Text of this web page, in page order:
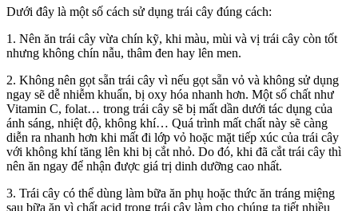
Dưới đây là một số cách sử dụng trái cây đúng cách:
1. Nên ăn trái cây vừa chín kỹ, khi màu, mùi và vị trái cây còn tốt
nhưng không chín nẫu, thâm đen hay lên men.
2. Không nên gọt sẵn trái cây vì nếu gọt sẵn vỏ và không sử dụng
ngay sẽ dễ nhiễm khuẩn, bị oxy hóa nhanh hơn. Một số chất như
Vitamin C, folat… trong trái cây sẽ bị mất dần dưới tác dụng của
ánh sáng, nhiệt độ, không khí… Quá trình mất chất này sẽ càng
diễn ra nhanh hơn khi mất đi lớp vỏ hoặc mặt tiếp xúc của trái cây
với không khí tăng lên khi bị cắt nhỏ. Do đó, khi đã cắt trái cây thì
nên ăn ngay để nhận được giá trị dinh dưỡng cao nhất.
3. Trái cây có thể dùng làm bữa ăn phụ hoặc thức ăn tráng miệng
sau bữa ăn vì chất acid trong trái cây làm cho chúng ta tiết nhiều